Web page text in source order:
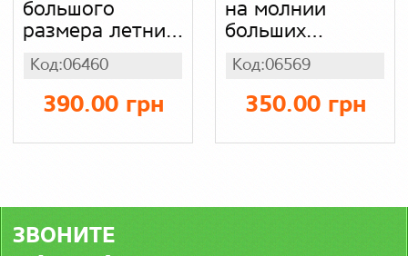
большого
размера летний
в полоску
(норма, батал)
стрейчевый на
коротким
пояс сзади,
стрейч кулир
90% хлопок
Код:06460
390.00 грн
на молнии
больших
размеров, рукав
воланами низ
оборка, норма,
(малиновый в
вискоза,
Код:06569
350.00 грн
ЗВОНИТЕ